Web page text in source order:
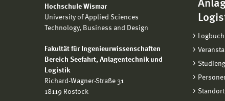
Hochschule Wismar
University of Applied Sciences
Technology, Business and Design
Fakultät für Ingenieurwissenschaften
Bereich Seefahrt, Anlagentechnik und
Logistik
Richard-Wagner-Straße 31
18119 Rostock
Logbuch